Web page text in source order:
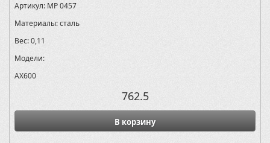
Артикул: MP 0457
Материалы:сталь
Вес:0,11
Модели:
AX600
762.5
В корзину